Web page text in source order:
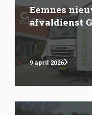
Eemnes
afvaldienst
9 april 2026